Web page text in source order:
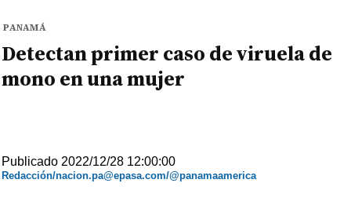
PANAMÁ
Detectan primer caso de viruela de
mono en una mujer
Publicado 2022/12/28 12:00:00
Redacción/nacion.pa@epasa.com/@panamaamerica